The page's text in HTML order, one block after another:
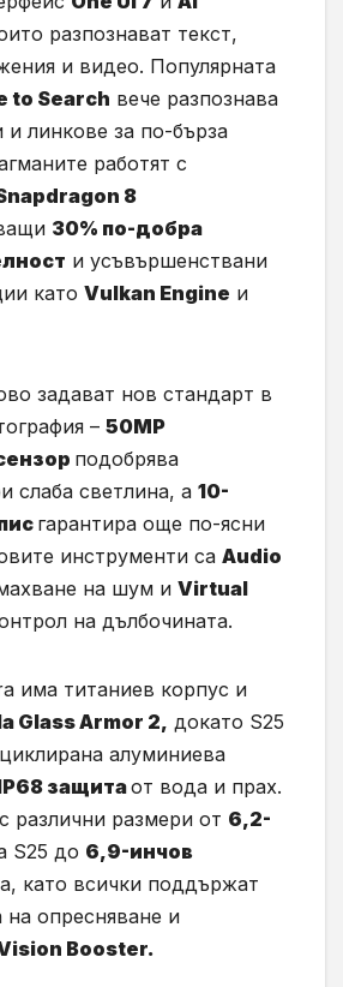
разпознават текст,
и видео. Популярната
to Search вече разпознава
линкове за по-бърза
работят с
8
30% по-добра
и усъвършенствани
като Vulkan Engine и
задават нов стандарт в
– 50МР
подобрява
слаба светлина, а 10-
гарантира още по-ясни
инструменти са Audio
на шум и Virtual
на дълбочината.
има титаниев корпус и
Glass Armor 2, докато S25
алуминиева
защитаот вода и прах.
различни размери от 6,2-
S25 до 6,9-инчов
като всички поддържат
на опресняване и
Booster.